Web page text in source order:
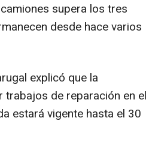
supera los tres
desde hace varios
explicó que la
de reparación en el
estará vigente hasta el 30